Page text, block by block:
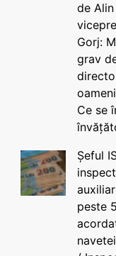
de
Gorj:
grav
Ce se
Șeful
peste